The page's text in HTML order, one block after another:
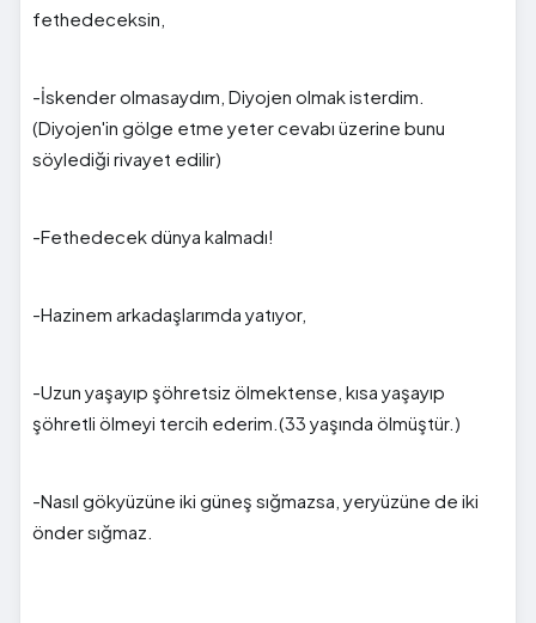
fethedeceksin,
-İskender olmasaydım, Diyojen olmak isterdim.
(Diyojen'in gölge etme yeter cevabı üzerine bunu
söylediği rivayet edilir)
-Fethedecek dünya kalmadı!
-Hazinem arkadaşlarımda yatıyor,
-Uzun yaşayıp şöhretsiz ölmektense, kısa yaşayıp
şöhretli ölmeyi tercih ederim.(33 yaşında ölmüştür.)
-Nasıl gökyüzüne iki güneş sığmazsa, yeryüzüne de iki
önder sığmaz.